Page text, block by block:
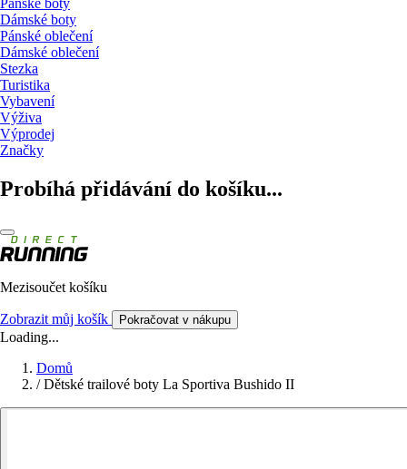
Pánské boty
Dámské boty
Pánské oblečení
Dámské oblečení
Stezka
Turistika
Vybavení
Výživa
Výprodej
Značky
Probíhá přidávání do košíku...
Mezisoučet košíku
Zobrazit můj košík Pokračovat v nákupu
Loading...
Domů
/ Dětské trailové boty La Sportiva Bushido II